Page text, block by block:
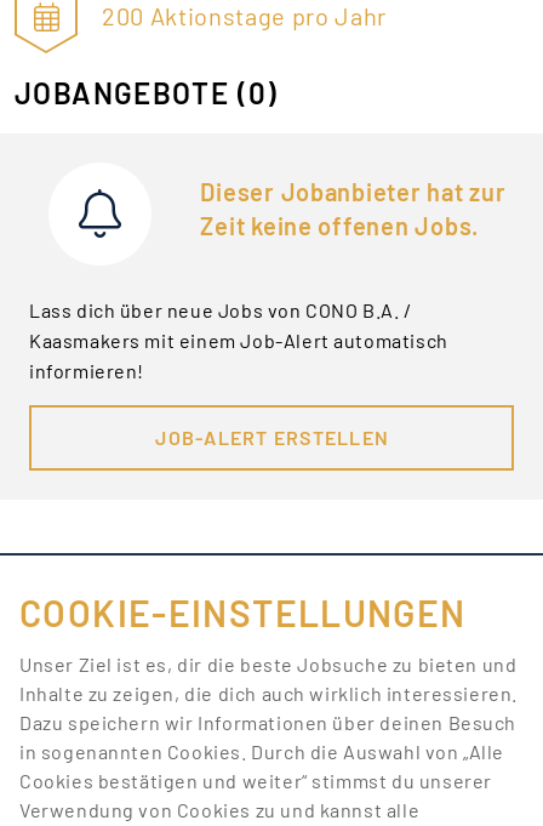
200 Aktionstage pro Jahr
JOBANGEBOTE (0)
Dieser Jobanbieter hat zur
Zeit keine offenen Jobs.
Lass dich über neue Jobs von CONO B.A. /
Kaasmakers mit einem Job-Alert automatisch
informieren!
JOB-ALERT ERSTELLEN
FÜR JOBANBIETER
LINKS
SONSTIGES
COOKIE-EINSTELLUNGEN
Unser Ziel ist es, dir die beste Jobsuche zu bieten und
Inhalte zu zeigen, die dich auch wirklich interessieren.
Dazu speichern wir Informationen über deinen Besuch
in sogenannten Cookies. Durch die Auswahl von „Alle
Cookies bestätigen und weiter“ stimmst du unserer
Verwendung von Cookies zu und kannst alle